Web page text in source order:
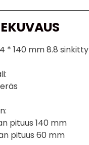
* 140 mm 8.8 sinkitty
pituus 140 mm
pituus 60 mm